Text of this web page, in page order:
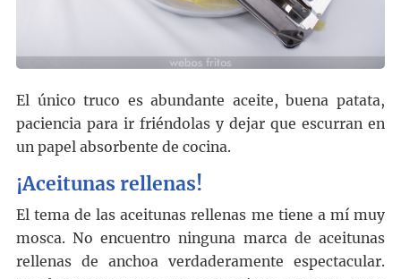
El único truco es abundante aceite, buena patata,
paciencia para ir friéndolas y dejar que escurran en
un papel absorbente de cocina.
¡Aceitunas rellenas!
El tema de las aceitunas rellenas me tiene a mí muy
mosca. No encuentro ninguna marca de aceitunas
rellenas de anchoa verdaderamente espectacular.